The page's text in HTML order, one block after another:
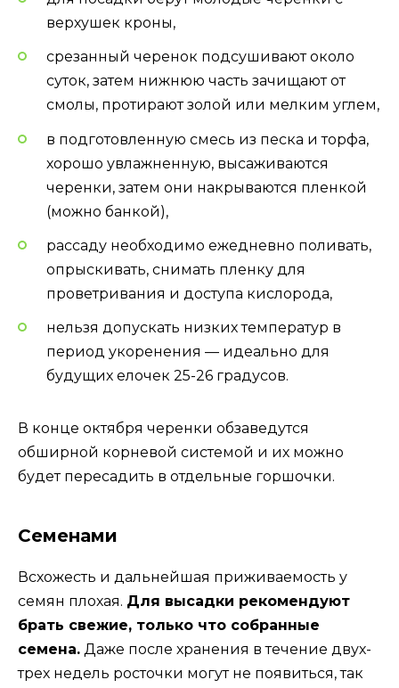
верхушек кроны,
срезанный черенок подсушивают около
суток, затем нижнюю часть зачищают от
смолы, протирают золой или мелким углем,
в подготовленную смесь из песка и торфа,
хорошо увлажненную, высаживаются
черенки, затем они накрываются пленкой
(можно банкой),
рассаду необходимо ежедневно поливать,
опрыскивать, снимать пленку для
проветривания и доступа кислорода,
нельзя допускать низких температур в
период укоренения — идеально для
будущих елочек 25-26 градусов.
В конце октября черенки обзаведутся
обширной корневой системой и их можно
будет пересадить в отдельные горшочки.
Семенами
Всхожесть и дальнейшая приживаемость у
семян плохая. Для высадки рекомендуют
брать свежие, только что собранные
семена. Даже после хранения в течение двух-
трех недель росточки могут не появиться, так